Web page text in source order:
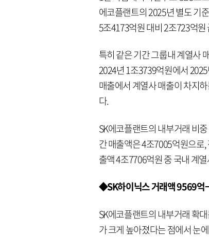
에코플랜트의 2025년 별도 기
5조4173억원 대비 2조723억원
특히 같은 기간 그룹내 계열사
2024년 1조3739억원에서
매출에서 계열사 매출이 차지
다.
SK에코플랜트의 내부거래 비
간 매출액은 4조7005억원으로
출액 4조7706억원 중 국내 계
◆SK하이닉스 거래액 9569
SK에코플랜트의 내부거래 확
가 크게 높아졌다는 점에서 눈